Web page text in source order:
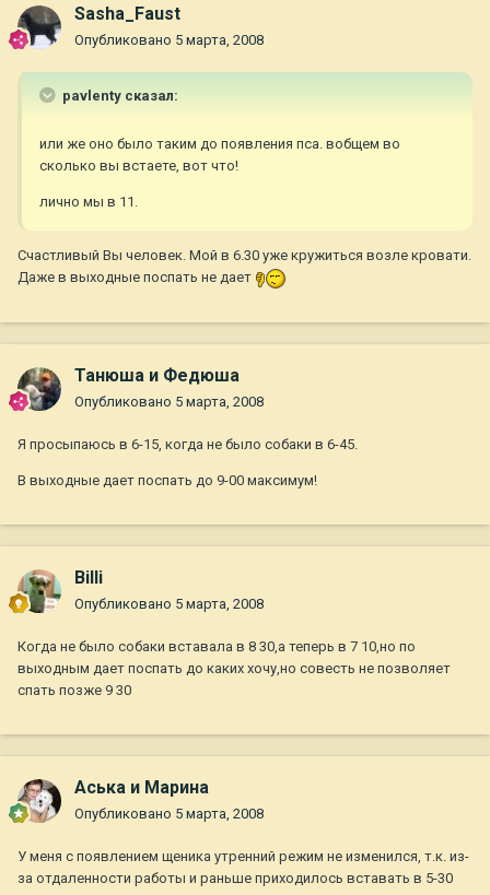
Sasha_Faust
Опубликовано 5 марта, 2008
pavlenty сказал:
или же оно было таким до появления пса. вобщем во
сколько вы встаете, вот что!
лично мы в 11.
Счастливый Вы человек. Мой в 6.30 уже кружиться возле кровати.
Даже в выходные поспать не дает
Танюша и Федюша
Опубликовано 5 марта, 2008
Я просыпаюсь в 6-15, когда не было собаки в 6-45.
В выходные дает поспать до 9-00 максимум!
Billi
Опубликовано 5 марта, 2008
Когда не было собаки вставала в 8 30,а теперь в 7 10,но по
выходным дает поспать до каких хочу,но совесть не позволяет
спать позже 9 30
Аська и Марина
Опубликовано 5 марта, 2008
У меня с появлением щеника утренний режим не изменился, т.к. из-
за отдаленности работы и раньше приходилось вставать в 5-30